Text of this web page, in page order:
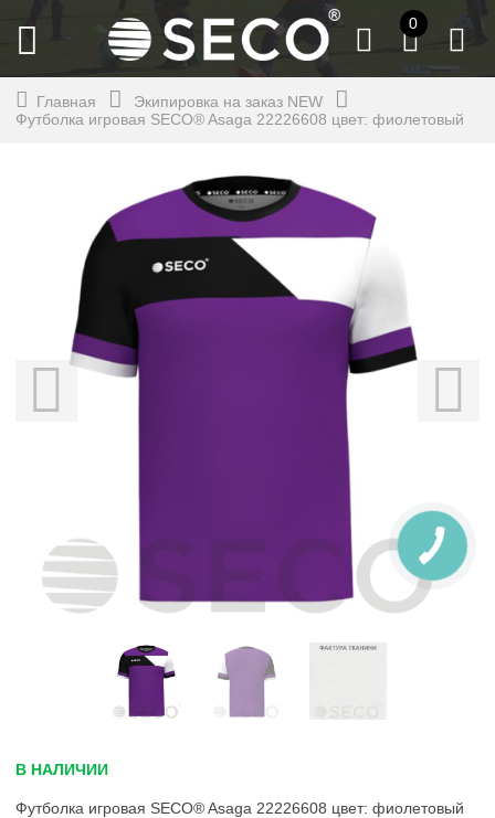
0
Главная
Экипировка на заказ NEW
Футболка игровая SECO® Asaga 22226608 цвет: фиолетовый
В НАЛИЧИИ
Футболка игровая SECO® Asaga 22226608 цвет: фиолетовый